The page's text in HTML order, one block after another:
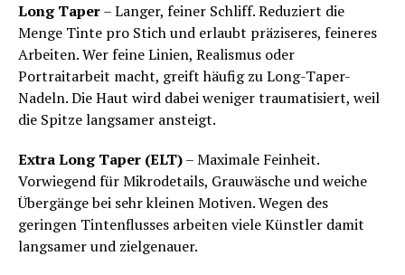
Long Taper– Langer, feiner Schliff. Reduziert die
Menge Tinte pro Stich und erlaubt präziseres, feineres
Arbeiten. Wer feine Linien, Realismus oder
Portraitarbeit macht, greift häufig zu Long-Taper-
Nadeln. Die Haut wird dabei weniger traumatisiert, weil
die Spitze langsamer ansteigt.
Extra Long Taper (ELT)– Maximale Feinheit.
Vorwiegend für Mikrodetails, Grauwäsche und weiche
Übergänge bei sehr kleinen Motiven. Wegen des
geringen Tintenflusses arbeiten viele Künstler damit
langsamer und zielgenauer.